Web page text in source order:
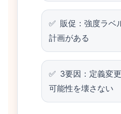
販促：強度ラベ
計画がある
3要因：定義変
可能性を壊さない